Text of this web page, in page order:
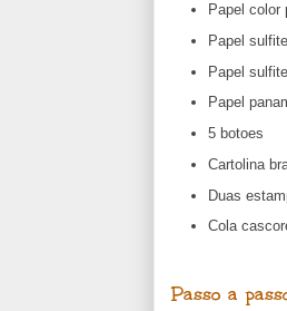
Papel color
Papel
Papel
Papel
5 botoes
Cartolina
Duas
Cola
Passo a